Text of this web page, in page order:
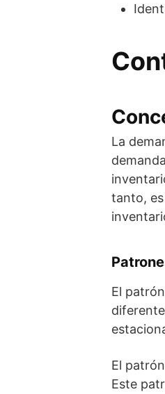
La
tanto,
El
El
Este